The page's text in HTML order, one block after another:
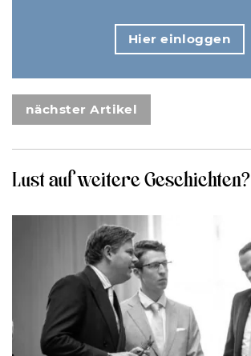
Hier einloggen
nächster Artikel
Lust auf weitere Geschichten?